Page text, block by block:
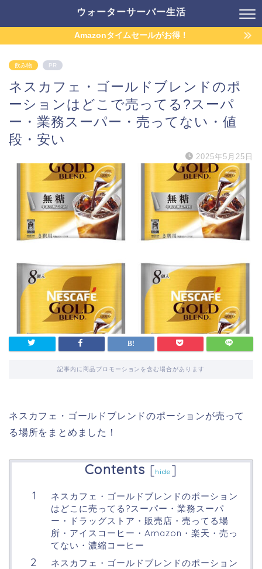
ウォーターサーバー生活
Amazonタイムセールがお得！
飲み物 PR
ネスカフェ・ゴールドブレンドのポ
ーションはどこで売ってる?スーパ
ー・業務スーパー・売ってない・値
段・安い
2025年5月25日
記事内に商品プロモーションを含む場合があります
ネスカフェ・ゴールドブレンドのポーションが売って
る場所をまとめました！
Contents [hide ]
ネスカフェ・ゴールドブレンドのポーション
はどこに売ってる?スーパー・業務スーパ
ー・ドラッグストア・販売店・売ってる場
所・アイスコーヒー・Amazon・楽天・売っ
てない・濃縮コーヒー
ネスカフェ・ゴールドブレンドのポーション